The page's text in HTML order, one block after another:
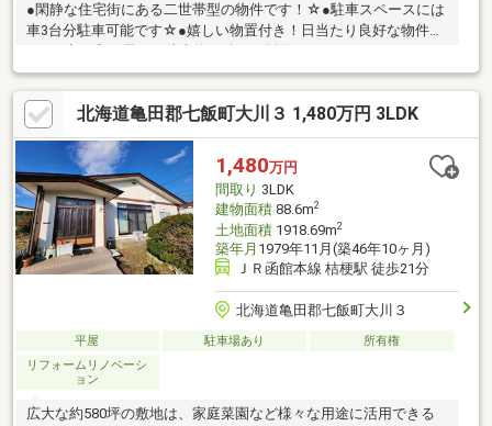
●閑静な住宅街にある二世帯型の物件です！☆●駐車スペースには
車3台分駐車可能です☆●嬉しい物置付き！日当たり良好な物件で
アークス七飯店まで徒歩約7分（距離約484ｍ）☆●セブンイレブ
ン渡島七飯店まで徒歩約14分（1100ｍ）☆※返済例は【変動金
利】３年固定特約・金利０．６％・借入年数３５年で算出してお
ります。金利は銀行によって異なる場合があります。※景観計画
区域：立地適正化計画区域（居住誘導地区内、都市機能誘導区域
外）
北海道亀田郡七飯町大川３ 1,480万円 3LDK
1,480万円
間取り 3LDK
建物面積88.6m2
土地面積1918.69m2
築年月 1979年11月(築46年10ヶ月)
ＪＲ函館本線 桔梗駅 徒歩21分
北海道亀田郡七飯町大川３
平屋 駐車場あり
所有権
リフォームリノベーシ
ョン
広大な約580坪の敷地は、家庭菜園など様々な用途に活用できる